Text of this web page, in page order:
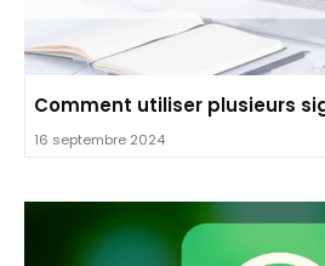
Comment utiliser plusieurs
16 septembre 2024